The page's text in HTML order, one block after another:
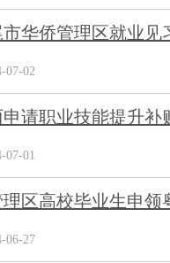
市华侨管理区就业见
07-02
请职业技能提升补
07-01
区高校毕业生申
06-27